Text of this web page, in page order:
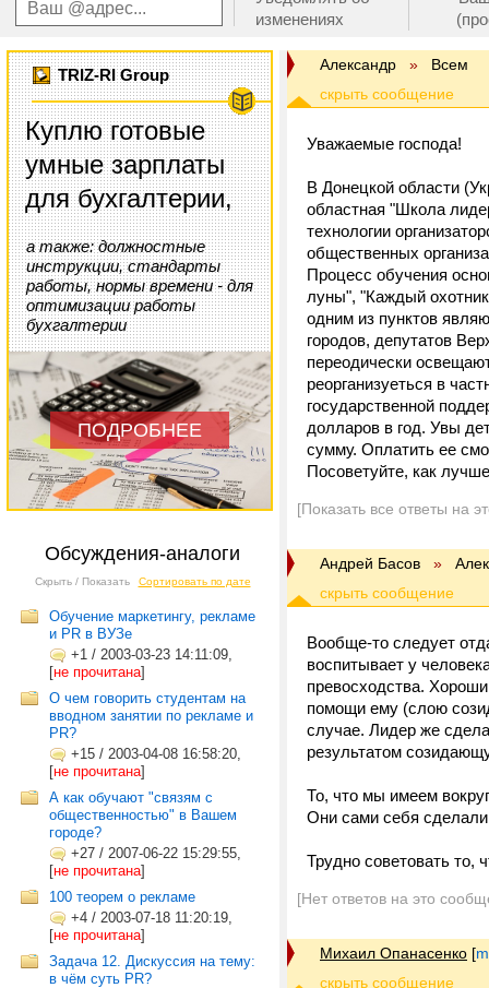
изменениях
TRIZ-RI Group
Куплю готовые
умные зарплаты
для бухгалтерии,
а также: должностные
инструкции, стандарты
работы, нормы времени - для
оптимизации работы
бухгалтерии
ПОДРОБНЕЕ
Обсуждения-аналоги
Скрыть / Показать Сортировать по дате
Обучение маркетингу, рекламе
и PR в ВУЗе
+1 / 2003-03-23 14:11:09,
[не прочитана]
О чем говорить студентам на
вводном занятии по рекламе и
PR?
+15 / 2003-04-08 16:58:20,
[не прочитана]
А как обучают "связям с
общественностью" в Вашем
городе?
+27 / 2007-06-22 15:29:55,
[не прочитана]
100 теорем о рекламе
+4 / 2003-07-18 11:20:19,
[не прочитана]
Задача 12. Дискуссия на тему:
в чём суть PR?
Александр » Всем
Уважаемые господа!
В Донецкой области
областная "Школа
технологии
общественных
Процесс обучения
луны", "Каждый
одним из пунктов
городов, депутатов
переодически
реорганизуеться в
государственной
долларов в год. Увы
сумму. Оплатить ее
Посоветуйте, как
[Показать все ответы на
Андрей Басов »
Вообще-то следует
воспитывает у
превосходства.
помощи ему (слою
случае. Лидер же
результатом
То, что мы имеем
Они сами себя
Трудно советовать то,
[Нет ответов на это
Михаил Опанасенко [